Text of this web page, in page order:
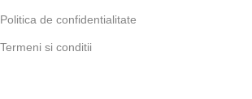
Politica de confidentialitate
Termeni si conditii